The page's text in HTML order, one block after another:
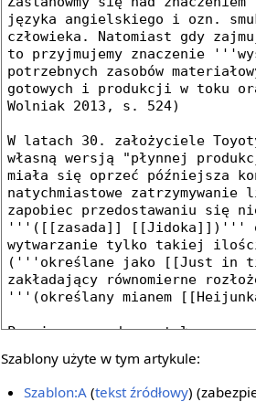
Szablony użyte w tym artykule:
Szablon:A(tekst źródłowy)